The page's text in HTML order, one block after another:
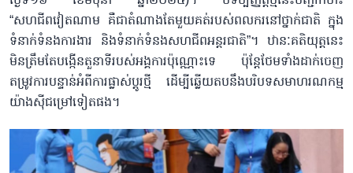
“សហជីពវៀតណាម គឺជាតំណាងតែមួយគត់របស់ពលករនៅថ្នាក់ជាតិ ក្នុង
ទំនាក់ទំនងការងារ និងទំនាក់ទំនងសហជីពអន្តរជាតិ”។ ឋានៈគតិយុត្តនេះ
មិនត្រឹមតែបង្កើនតួនាទីរបស់អង្គការប៉ុណ្ណោះទេ ប៉ុន្តែថែមទាំងដាក់ចេញ
តម្រូវការបន្ទាន់អំពីការផ្លាស់ប្ដូរថ្មី ដើម្បីឆ្លើយតបនឹងបរិបទសមាហរណកម្ម
យ៉ាងស៊ីជម្រៅទៀតផង។